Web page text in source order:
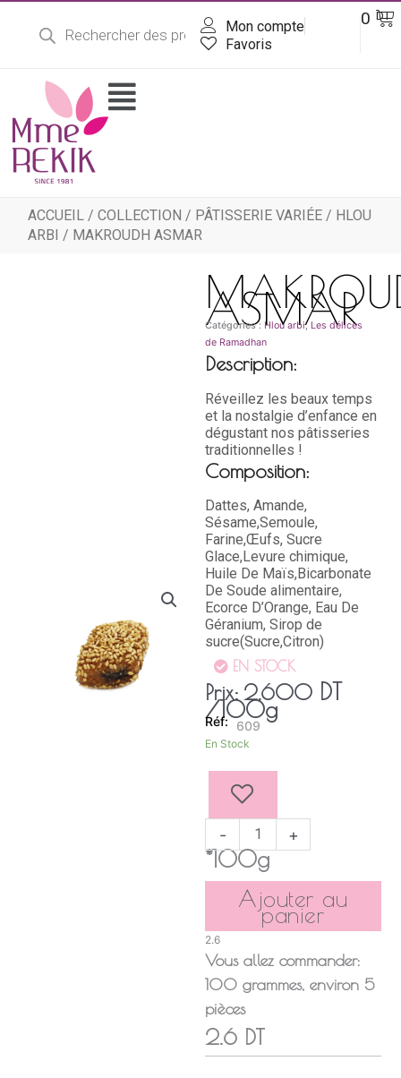
Recherche
produits
Mon compte
Favoris
0 DT
Flyout
Menu
ACCUEIL /COLLECTION / PÂTISSERIE VARIÉE / HLOU
ARBI / MAKROUDH ASMAR
ASMAR
Catégories : Hlou arbi, Les délices
de Ramadhan
Description:
Réveillez les beaux temps
et la nostalgie d’enfance en
dégustant nos pâtisseries
traditionnelles !
Composition:
Dattes, Amande,
Sésame,Semoule,
Farine,Œufs, Sucre
Glace,Levure chimique,
Huile De Maïs,Bicarbonate
De Soude alimentaire,
Ecorce D’Orange, Eau De
Géranium, Sirop de
sucre(Sucre,Citron)
EN STOCK
Prix: 2,600 DT
/100g
609
En Stock
-
quantité
ASMAR
+
*100g
Ajouter au
panier
2.6
Vous allez commander:
100 grammes, environ 5
pièces
2.6 DT